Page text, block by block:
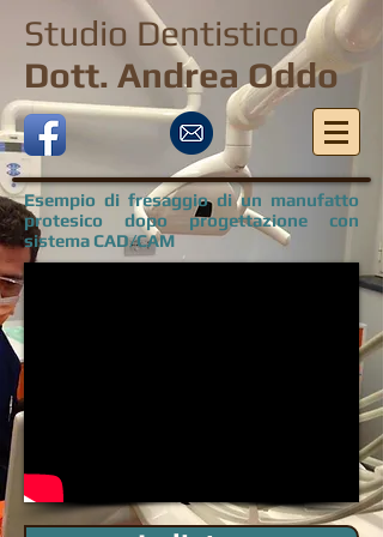
Studio Dentistico
Dott. Andrea Oddo
Esempio di fresaggio di un manufatto
protesico dopo progettazione con
sistema CAD/CAM